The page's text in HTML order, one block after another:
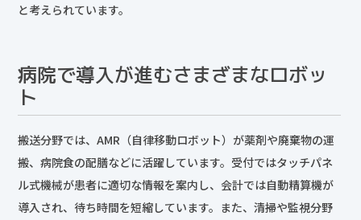
と考えられています。
病院で導入が進むさまざまなロボッ
ト
搬送分野では、AMR（自律移動ロボット）が薬剤や廃棄物の運
搬、病院食の配膳などに活躍しています。受付ではタッチパネ
ル式機械が患者に適切な情報を案内し、会計では自動精算機が
導入され、待ち時間を短縮しています。また、清掃や監視分野